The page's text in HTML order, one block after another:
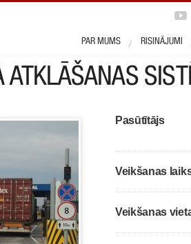
PAR MUMS RISINĀJUMI
Pasūtītājs
Veikšanas
Veikšanas